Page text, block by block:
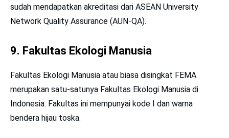
sudah mendapatkan akreditasi dari ASEAN University
Network Quality Assurance (AUN-QA).
9. Fakultas Ekologi Manusia
Fakultas Ekologi Manusia atau biasa disingkat FEMA
merupakan satu-satunya Fakultas Ekologi Manusia di
Indonesia. Fakultas ini mempunyai kode I dan warna
bendera hijau toska.